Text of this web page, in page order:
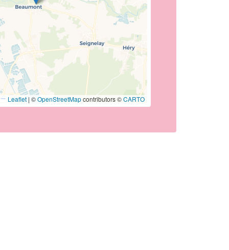
Leaflet | ©OpenStreetMapcontributors ©CARTO